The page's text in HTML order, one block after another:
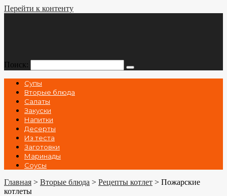
Перейти к контенту
Поиск:
Супы
Вторые блюда
Салаты
Закуски
Напитки
Десерты
Из теста
Заготовки
Маринады
Соусы
Главная > Вторые блюда > Рецепты котлет > Пожарские
котлеты